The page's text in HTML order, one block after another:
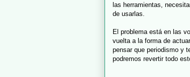
las herramientas,
de usarlas.
El problema está en las
vuelta a la forma de
pensar que periodismo y
podremos revertir todo